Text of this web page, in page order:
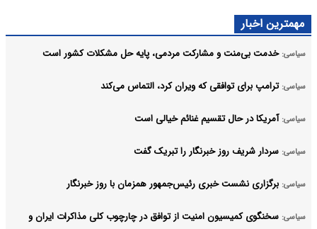
مهمترین اخبار
سیاسی: خدمت بی‌منت و مشارکت مردمی، پایه حل مشکلات کشور است
سیاسی: ترامپ برای توافقی که ویران کرد، التماس می‌کند
سیاسی: آمریکا در حال تقسیم غنائم خیالی است
سیاسی: سردار شریف روز خبرنگار را تبریک گفت
سیاسی: برگزاری نشست خبری رئیس‌جمهور همزمان با روز خبرنگار
سیاسی: سخنگوی کمیسیون امنیت از توافق در چارچوب کلی مذاکرات ایران و